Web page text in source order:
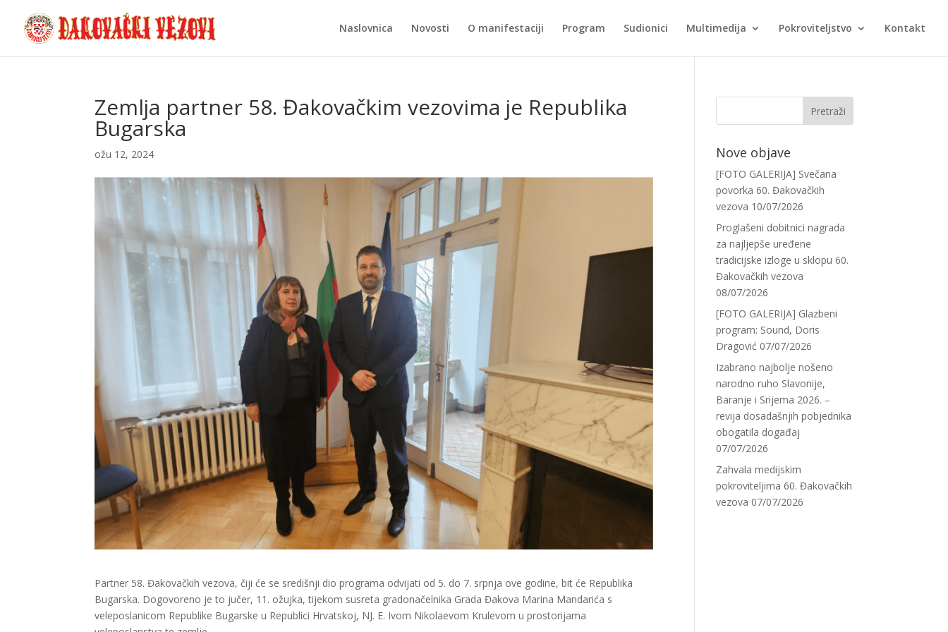
Naslovnica Novosti O manifestaciji Program Sudionici Multimedija Pokroviteljstvo Kontakt
Zemlja partner 58. Đakovačkim vezovima je Republika
Bugarska
ožu 12, 2024
Partner 58. Đakovačkih vezova, čiji će se središnji dio programa odvijati od 5. do 7. srpnja ove godine, bit će Republika
Bugarska. Dogovoreno je to jučer, 11. ožujka, tijekom susreta gradonačelnika Grada Đakova Marina Mandarića s
veleposlanicom Republike Bugarske u Republici Hrvatskoj, NJ. E. Ivom Nikolaevom Krulevom u prostorijama
Nove objave
[FOTO GALERIJA] Svečana
povorka 60. Đakovačkih
vezova 10/07/2026
Proglašeni dobitnici nagrada
za najljepše uređene
tradicijske izloge u sklopu 60.
Đakovačkih vezova
08/07/2026
[FOTO GALERIJA] Glazbeni
program: Sound, Doris
Dragović 07/07/2026
Izabrano najbolje nošeno
narodno ruho Slavonije,
Baranje i Srijema 2026. –
revija dosadašnjih pobjednika
obogatila događaj
07/07/2026
Zahvala medijskim
pokroviteljima 60. Đakovačkih
vezova 07/07/2026